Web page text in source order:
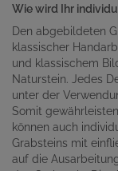
Wie wird Ihr
Den abgebildeten
klassischer
und klassischem
Naturstein. Jedes
unter der
Somit
können auch
Grabsteins mit
auf die